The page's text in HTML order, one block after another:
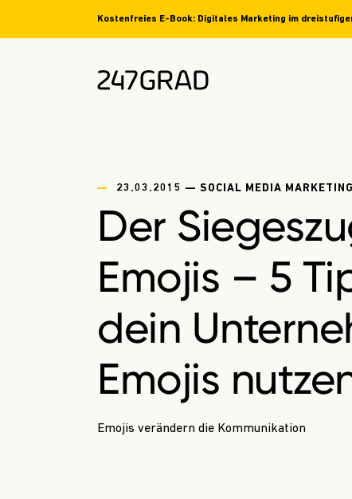
Kostenfreies E-Book: Digitales Marketing im
23.03.2015 — SOCIAL MEDIA
Der
Emojis – 5
dein
Emojis
Emojis verändern die Kommunikation